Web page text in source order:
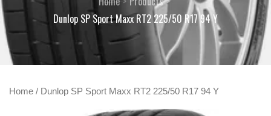
Dunlop SP Sport Maxx RT2 225/50 R17 94 Y
Home / Dunlop SP Sport Maxx RT2 225/50 R17 94 Y